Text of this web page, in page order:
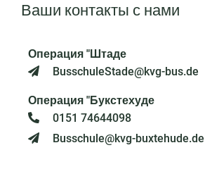
Ваши контакты с нами
Операция "Штаде
BusschuleStade@kvg-bus.de
Операция "Букстехуде
0151 74644098
Busschule@kvg-buxtehude.de